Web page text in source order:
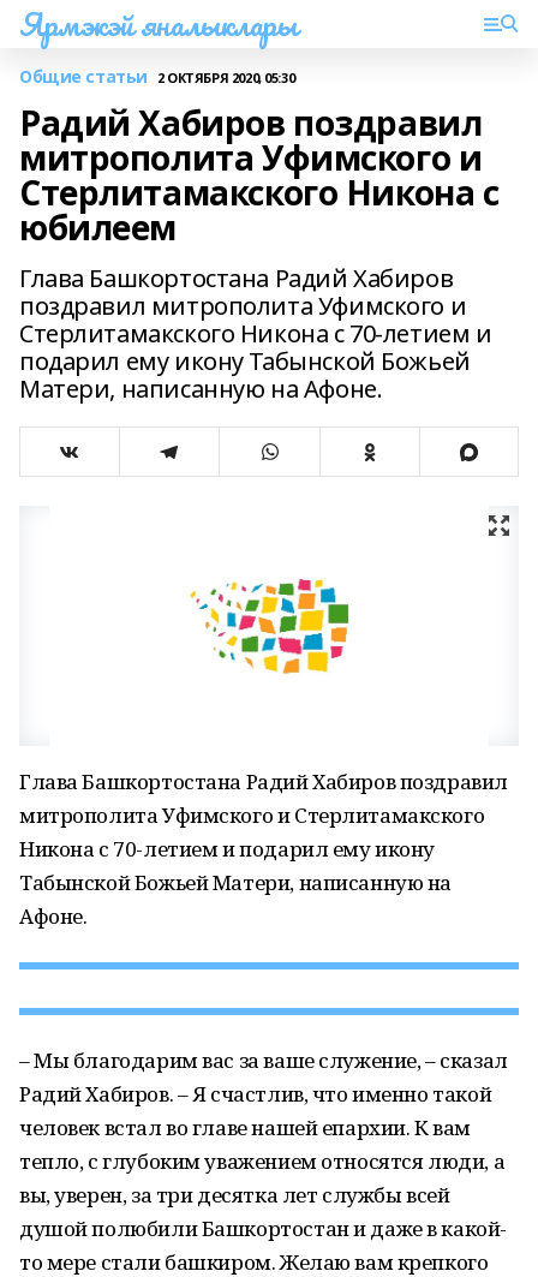
Ярмэкэй яналыклары
Общие статьи 2 ОКТЯБРЯ 2020, 05:30
Радий Хабиров поздравил
митрополита Уфимского и
Стерлитамакского Никона с
юбилеем
Глава Башкортостана Радий Хабиров
поздравил митрополита Уфимского и
Стерлитамакского Никона с 70-летием и
подарил ему икону Табынской Божьей
Матери, написанную на Афоне.
Глава Башкортостана Радий Хабиров поздравил
митрополита Уфимского и Стерлитамакского
Никона с 70-летием и подарил ему икону
Табынской Божьей Матери, написанную на
Афоне.
– Мы благодарим вас за ваше служение, – сказал
Радий Хабиров. – Я счастлив, что именно такой
человек встал во главе нашей епархии. К вам
тепло, с глубоким уважением относятся люди, а
вы, уверен, за три десятка лет службы всей
душой полюбили Башкортостан и даже в какой-
то мере стали башкиром. Желаю вам крепкого